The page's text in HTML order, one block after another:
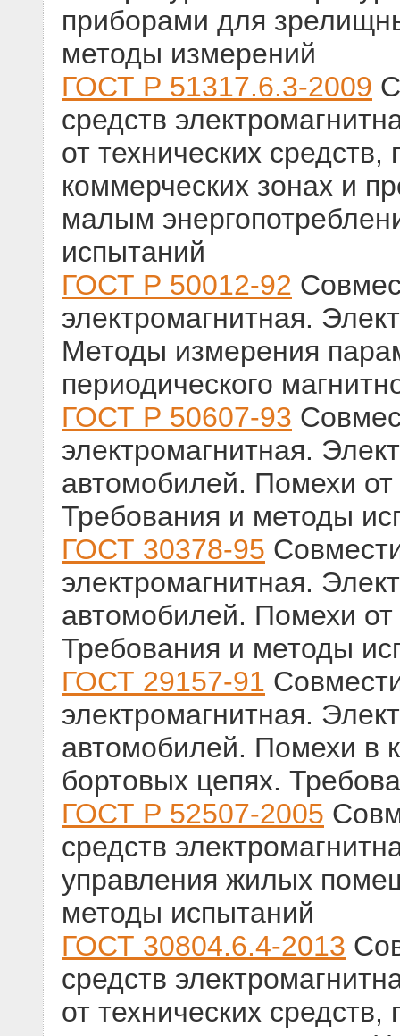
приборами для
методы измерений
ГОСТ Р 51317.6.3-2009
средств
от технических
коммерческих зонах и
малым
испытаний
ГОСТ Р 50012-92
электромагнитная.
Методы измерения
периодического
ГОСТ Р 50607-93
электромагнитная.
автомобилей. Помехи от
Требования и методы
ГОСТ 30378-95
электромагнитная.
автомобилей. Помехи от
Требования и методы
ГОСТ 29157-91
электромагнитная.
автомобилей. Помехи в
бортовых цепях.
ГОСТ Р 52507-2005
средств
управления жилых
методы испытаний
ГОСТ 30804.6.4-2013
средств
от технических